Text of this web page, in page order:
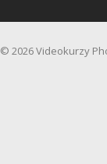
© 2026 Videokurzy